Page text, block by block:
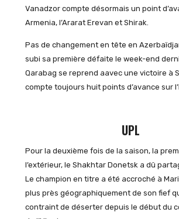
Vanadzor compte désormais un point
Armenia, l’Ararat Erevan et Shirak.
Pas de changement en tête en
subi sa première défaite le week-end
Qarabag se reprend aavec une victoire à
compte toujours huit points d’avance sur
UPL
Pour la deuxième fois de la saison, la
l’extérieur, le Shakhtar Donetsk a dû
Le champion en titre a été accroché à
plus près géographiquement de son fief
contraint de déserter depuis le début du